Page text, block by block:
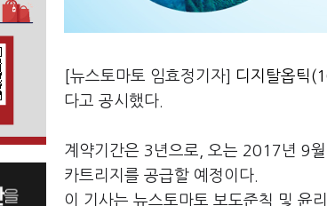
[뉴스토마토 임효정기자] 디지탈옵틱
다고 공시했다.
계약기간은 3년으로, 오는 2017년 9
카트리지를 공급할 예정이다.
이 기사는 뉴스토마토 보도준칙 및 윤